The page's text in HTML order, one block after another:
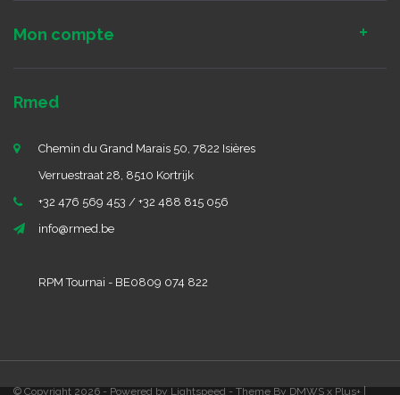
Mon compte
Rmed
Chemin du Grand Marais 50, 7822 Isières
Verruestraat 28, 8510 Kortrijk
+32 476 569 453 / +32 488 815 056
info@rmed.be
RPM Tournai - BE0809 074 822
© Copyright 2026 - Powered by Lightspeed - Theme By DMWS x Plus+